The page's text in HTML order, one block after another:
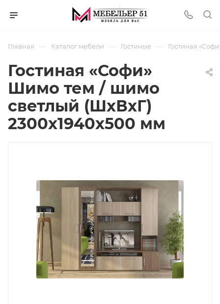
Главная — Каталог мебели — Гостиные — Гостиная
Гостиная «Софи»
Шимо тем / шимо
светлый (ШхВхГ)
2300х1940х500 мм